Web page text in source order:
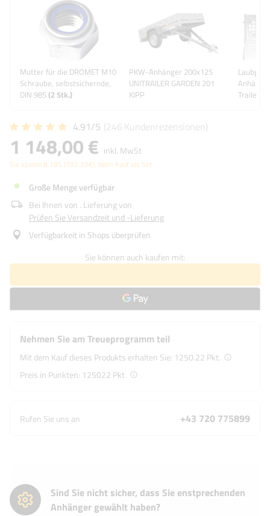
Mutter für die DROMET M10
Schraube, selbstsichernde,
DIN 985 (2 Stk.)
PKW-Anhänger 200x125
UNITRAILER GARDEN 201
KIPP
Trailer
4.91/5 (246 Kundenrezensionen)
1 148,00 € inkl. MwSt
Sie sparen8.18% (102.22€), beim Kauf als Set.
Große Menge verfügbar
Bei Ihnen von . Lieferung von
Prüfen Sie Versandzeit und -Lieferung
Verfügbarkeit in Shops überprüfen
Sie können auch kaufen mit:
Nehmen Sie am Treueprogramm teil
Mit dem Kauf dieses Produkts erhalten Sie: 1250.22 Pkt.
Preis in Punkten: 125022 Pkt.
Rufen Sie uns an +43 720 775899
Sind Sie nicht sicher, dass Sie enstprechenden
Anhänger gewählt haben?